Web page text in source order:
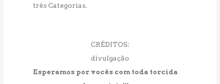
três Categorias.
CRÉDITOS:
divulgação
Esperamos por vocês com toda torcida